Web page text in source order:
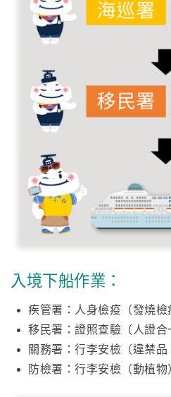
入境下船作業：
疾管署：人身檢疫（發燒檢
移民署：證照查驗（人證合
關務署：行李安檢（違禁品
防檢署：行李安檢（動植物